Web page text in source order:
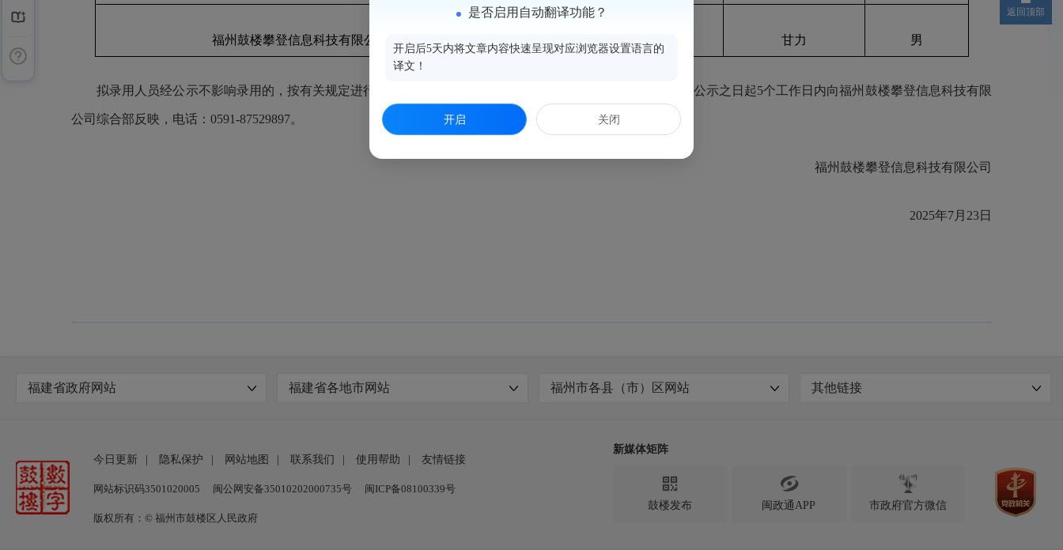
福州鼓楼攀登信息科技有限公司 综合专员 甘力 男
拟录用人员经公示不影响录用的，按有关规定进行背景调查、入职体检等步骤。如对公示对象有异议，请于公示之日起5个工作日内向福州 鼓楼攀登信息科技有限
公司 综合部反映，电话： 0591-87529897。
福州 鼓楼攀登信息科技有限公司
2025年7月 23日
福建省政府网站 福建省各地市网站 福州市各县（市）区网站 其他链接
今日更新 隐私保护 网站地图 联系我们 使用帮助 友情链接
网站标识码3501020005 闽公网安备35010202000735号 闽ICP备08100339号
版权所有：© 福州市鼓楼区人民政府
新媒体矩阵

鼓楼发布

闽政通APP 市政府官方微信
返回顶部
是否启用自动翻译功能？
开启后5天内将文章内容快速呈现对应浏览器设置语言的
译文！
开启 关闭